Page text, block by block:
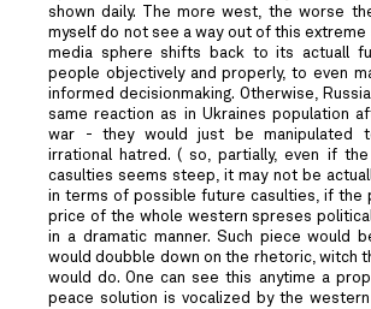
shown daily. The more west, the worse
myself do not see a way out of this extreme
media sphere shifts back to its actuall
people objectively and properly, to even
informed decisionmaking. Otherwise,
same reaction as in Ukraines population
war - they would just be manipulated
irrational hatred. ( so, partially, even if
casulties seems steep, it may not be
in terms of possible future casulties, if the
price of the whole western spreses
in a dramatic manner. Such piece would
would doubble down on the rhetoric, witch
would do. One can see this anytime a
peace solution is vocalized by the